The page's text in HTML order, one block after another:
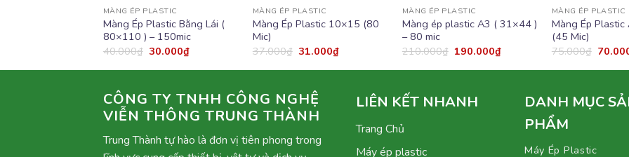
MÀNG ÉP PLASTIC
Màng Ép Plastic Bằng Lái (
80×110 ) – 150mic
40.000₫ 30.000₫
MÀNG ÉP PLASTIC
Màng Ép Plastic 10×15 (80
Mic)
37.000₫ 31.000₫
MÀNG ÉP PLASTIC
Màng ép plastic A3 ( 31×44 )
– 80 mic
210.000₫ 190.000₫
MÀNG ÉP PLASTIC
Màng Ép
(45 Mic)
75.000₫
CÔNG TY TNHH CÔNG NGHỆ
VIỄN THÔNG TRUNG THÀNH
Trung Thành tự hào là đơn vị tiên phong trong
LIÊN KẾT NHANH
Trang Chủ
Máy ép plastic
DANH MỤC
PHẨM
Máy Ép Plastic